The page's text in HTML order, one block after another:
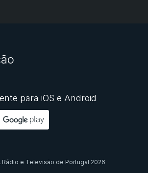
para iOS e Android
Rádio e Televisão de Portugal 2026